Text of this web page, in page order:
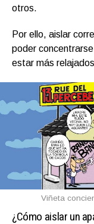
otros.
Por ello, aislar
poder
estar más
Viñeta
¿Cómo aislar un